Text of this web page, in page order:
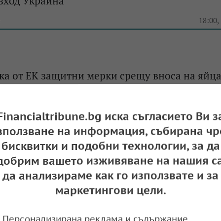
от ЕК защитни мерки срещу вноса на
връща митата за захарта и яйцата
иска съгласието Ви
на информация, събирана
бисквитки и подобни технологии, за да
вашето изживяване на нашия
да анализираме как го използвате и за
маркетингови цели.